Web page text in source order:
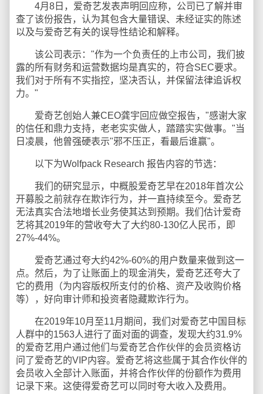
4月8日，爱奇艺发表声明回应称，公司已了解并审
查了该份报告，认为其包含大量错误、未经证实的陈述
以及与爱奇艺有关的误导性结论和解释。
该公司表示："作为一个负责任的上市公司，我们披
露的所有财务和运营数据均是真实的，符合SEC要求。
我们对于所有不实指控，坚决否认，并保留法律追诉权
力。"
爱奇艺创始人兼CEO龚宇回应做空报告，"感谢大家
的信任和鼎力支持，老老实实做人，踏踏实实做事。"当
日凌晨，他曾强硬表示"邪不压正，看最后谁赢"。
以下为Wolfpack Research 报告内容的节选：
我们的研究显示，中概股爱奇艺早在2018年首次公
开募股之前就存在欺诈行为，并一直持续至今。爱奇艺
无法真实合法地增长业务使其达到预期。我们估计爱奇
艺将其2019年的营收夸大了大约80-130亿人民币，即
27%-44%。
爱奇艺通过夸大约42%-60%的用户数量来做到这一
点。然后，为了让账面上的现金消失，爱奇艺还夸大了
它的费用（为内容版权所支付的价格、资产及收购价格
等），好向审计师和投资者隐藏欺诈行为。
在2019年10月至11月期间，我们对爱奇艺中国目标
人群中的1563人进行了面对面的调查，发现大约31.9%
的爱奇艺用户通过他们与爱奇艺合作伙伴的会员资格访
问了爱奇艺的VIP内容。爱奇艺将这些属于其合作伙伴的
会员收入全部计入账面，并将合作伙伴的份额作为费用
记录下来。这使得爱奇艺可以同时夸大收入及费用。